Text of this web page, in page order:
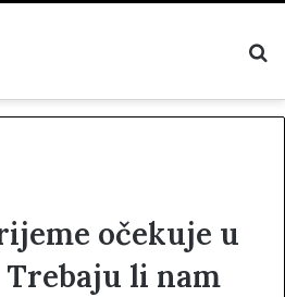
očekuje u
li nam